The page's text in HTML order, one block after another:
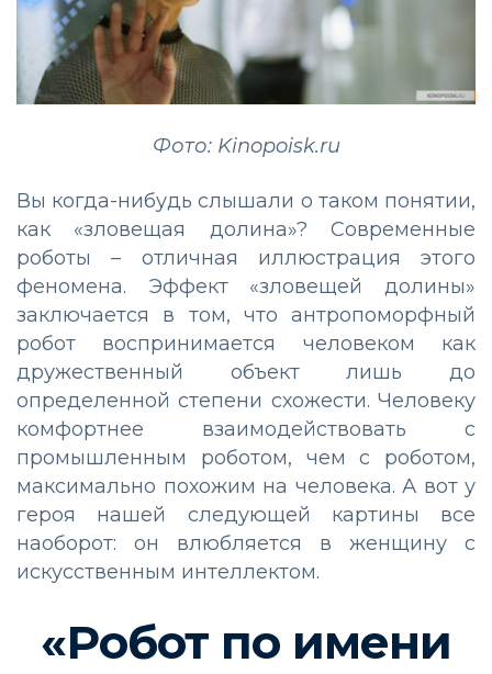
Фото: Kinopoisk.ru
Вы когда-нибудь слышали о таком понятии,
как «зловещая долина»? Современные
роботы – отличная иллюстрация этого
феномена. Эффект «зловещей долины»
заключается в том, что антропоморфный
робот воспринимается человеком как
дружественный объект лишь до
определенной степени схожести. Человеку
комфортнее взаимодействовать с
промышленным роботом, чем с роботом,
максимально похожим на человека. А вот у
героя нашей следующей картины все
наоборот: он влюбляется в женщину с
искусственным интеллектом.
«Робот по имени